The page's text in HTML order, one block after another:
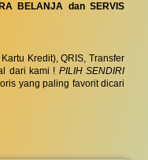
BELANJA dan SERVIS
Kredit), QRIS, Transfer
dari kami ! PILIH SENDIRI
yang paling favorit dicari